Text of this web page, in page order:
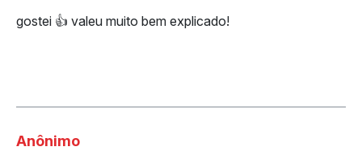
gostei 👍 valeu muito bem explicado!
Anônimo